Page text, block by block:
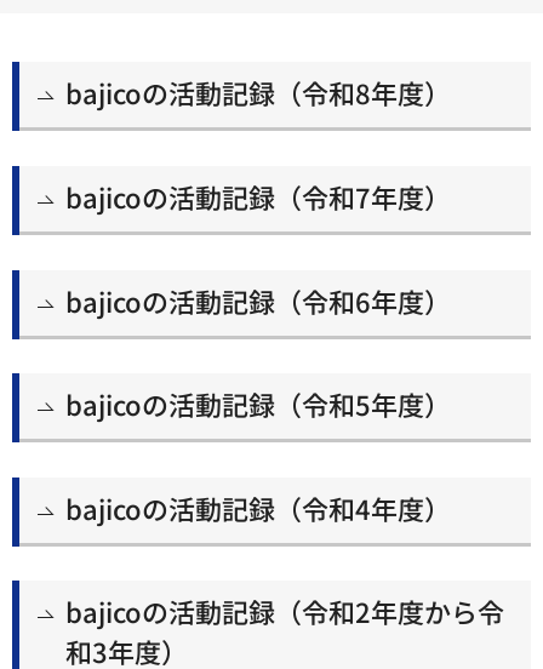
bajicoの活動記録（令和8年度）
bajicoの活動記録（令和7年度）
bajicoの活動記録（令和6年度）
bajicoの活動記録（令和5年度）
bajicoの活動記録（令和4年度）
bajicoの活動記録（令和2年度から令
和3年度）